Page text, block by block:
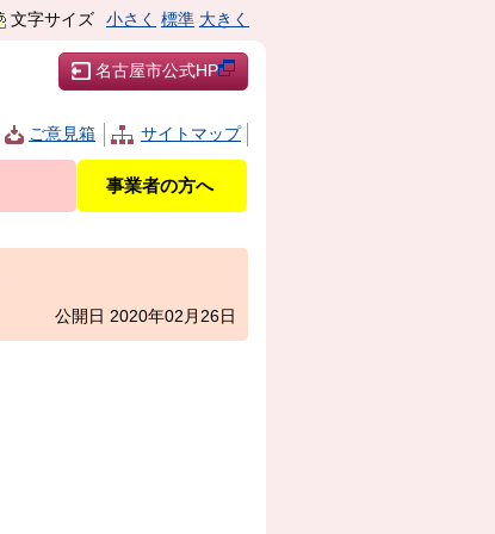
文字サイズ 小さく 標準 大きく
名古屋市公式HP
ご意見箱 サイトマップ
事業者の方へ
公開日 2020年02月26日